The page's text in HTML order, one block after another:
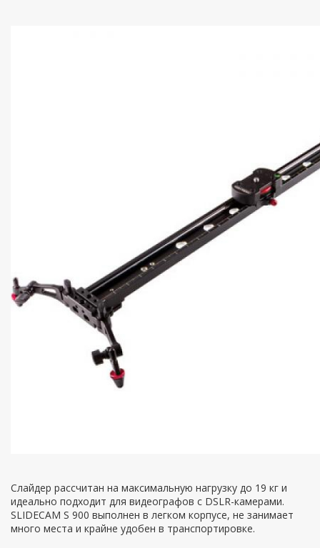
Слайдер рассчитан на максимальную нагрузку до 19 кг и
идеально подходит для видеографов с DSLR-камерами.
SLIDECAM S 900 выполнен в легком корпусе, не занимает
много места и крайне удобен в транспортировке.